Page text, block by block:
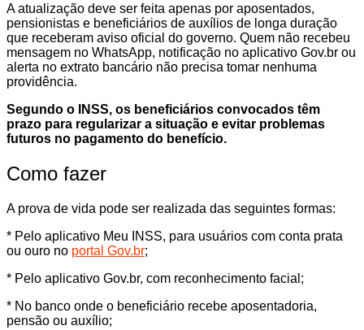
A atualização deve ser feita apenas por aposentados,
pensionistas e beneficiários de auxílios de longa duração
que receberam aviso oficial do governo. Quem não recebeu
mensagem no WhatsApp, notificação no aplicativo Gov.br ou
alerta no extrato bancário não precisa tomar nenhuma
providência.
Segundo o INSS, os beneficiários convocados têm
prazo para regularizar a situação e evitar problemas
futuros no pagamento do benefício.
Como fazer
A prova de vida pode ser realizada das seguintes formas:
* Pelo aplicativo Meu INSS, para usuários com conta prata
ou ouro no portal Gov.br;
* Pelo aplicativo Gov.br, com reconhecimento facial;
* No banco onde o beneficiário recebe aposentadoria,
pensão ou auxílio;